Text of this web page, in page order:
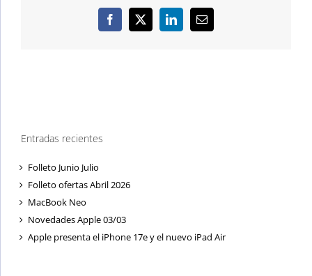
Facebook
X LinkedInCorreo
electrónico
Entradas recientes
Folleto Junio Julio
Folleto ofertas Abril 2026
MacBook Neo
Novedades Apple 03/03
Apple presenta el iPhone 17e y el nuevo iPad Air